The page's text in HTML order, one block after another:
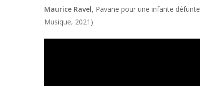
Maurice Ravel, Pavane pour une infante défunte
Musique, 2021)